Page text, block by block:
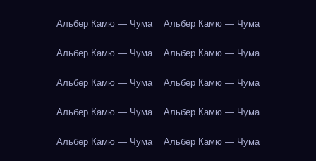
Альбер Камю — Чума Альбер Камю — Чума
Альбер Камю — Чума Альбер Камю — Чума
Альбер Камю — Чума Альбер Камю — Чума
Альбер Камю — Чума Альбер Камю — Чума
Альбер Камю — Чума Альбер Камю — Чума